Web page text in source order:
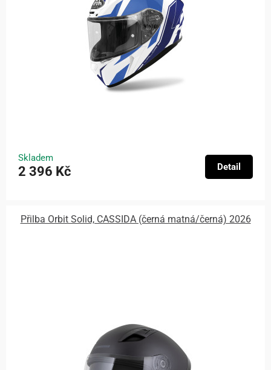
Skladem
2 396 Kč Detail
Přilba Orbit Solid, CASSIDA (černá matná/černá) 2026